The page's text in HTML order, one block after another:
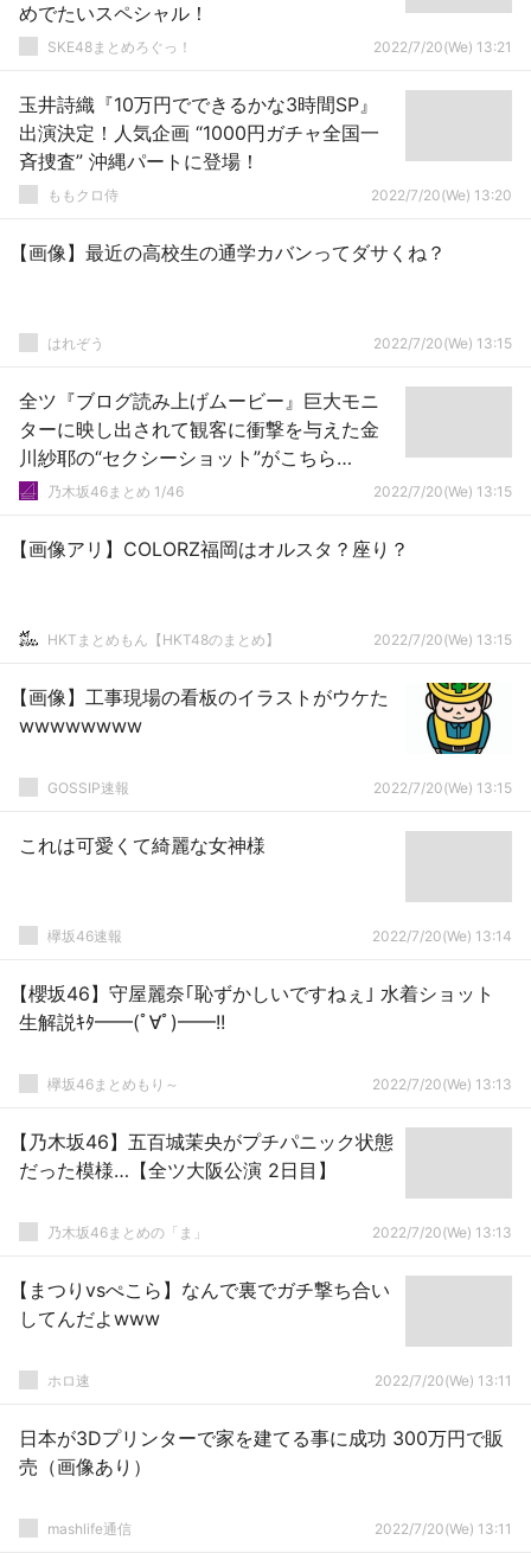
めでたいスペシャル！
SKE48まとめろぐっ！ 2022/7/20(We) 13:21
玉井詩織『10万円でできるかな3時間SP』
出演決定！人気企画 “1000円ガチャ全国一
斉捜査” 沖縄パートに登場！
ももクロ侍 2022/7/20(We) 13:20
【画像】最近の高校生の通学カバンってダサくね？
はれぞう 2022/7/20(We) 13:15
全ツ『ブログ読み上げムービー』巨大モニ
ターに映し出されて観客に衝撃を与えた金
川紗耶の“セクシーショット”がこちら
wwwwww【全ツ2022@大阪城ホール2日
乃木坂46まとめ 1/46 2022/7/20(We) 13:15
【画像アリ】COLORZ福岡はオルスタ？座り？
HKTまとめもん【HKT48のまとめ】 2022/7/20(We) 13:15
【画像】工事現場の看板のイラストがウケた
wwwwwwww
GOSSIP速報 2022/7/20(We) 13:15
これは可愛くて綺麗な女神様
欅坂46速報 2022/7/20(We) 13:14
【櫻坂46】守屋麗奈｢恥ずかしいですねぇ｣ 水着ショット
生解説ｷﾀ━━(ﾟ∀ﾟ)━━!!
欅坂46まとめもり～ 2022/7/20(We) 13:13
【乃木坂46】五百城茉央がプチパニック状態
だった模様…【全ツ大阪公演 2日目】
乃木坂46まとめの「ま」 2022/7/20(We) 13:13
【まつりvsぺこら】なんで裏でガチ撃ち合い
してんだよwww
ホロ速 2022/7/20(We) 13:11
日本が3Dプリンターで家を建てる事に成功 300万円で販
売（画像あり）
mashlife通信 2022/7/20(We) 13:11